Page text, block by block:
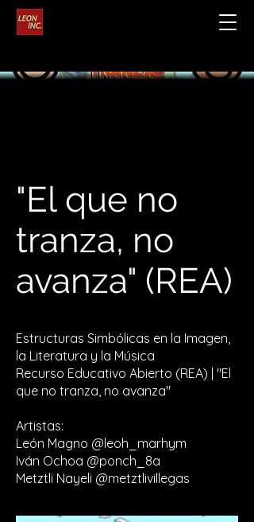
"El que no
tranza, no
avanza" (REA)
Estructuras Simbólicas en la Imagen,
la Literatura y la Música
Recurso Educativo Abierto (REA) | "El
que no tranza, no avanza"
Artistas:
León Magno @leoh_marhym
Iván Ochoa @ponch_8a
Metztli Nayeli @metztlivillegas